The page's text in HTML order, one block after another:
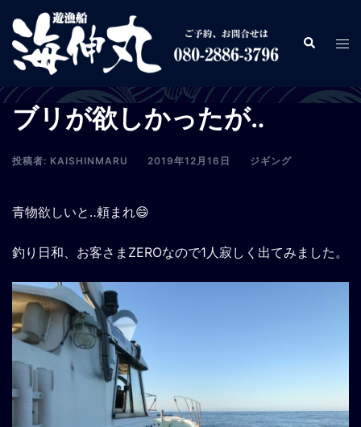
ツ
検
索
ト
メ
ブリが欲しかったが‥
投稿者: KAISHINMARU 2019年12月16日 ジギング
青物欲しいと‥頼まれ😄
釣り日和、お客さまZEROなので1人寂しく出てみました。